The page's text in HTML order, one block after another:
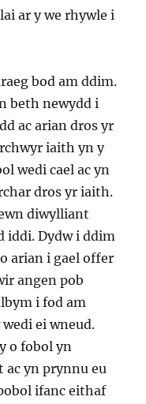
ar y we rhywle i
bod am ddim.
beth newydd i
ac arian dros yr
iaith yn y
wedi cael ac yn
dros yr iaith.
diwylliant
iddi. Dydw i ddim
arian i gael offer
angen pob
i fod am
ei wneud.
o fobol yn
ac yn prynnu eu
ifanc eithaf